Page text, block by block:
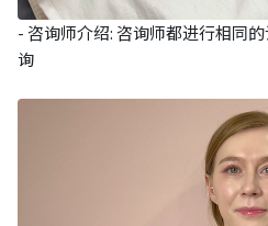
- 咨询师介绍: 咨询师都进行相同
询